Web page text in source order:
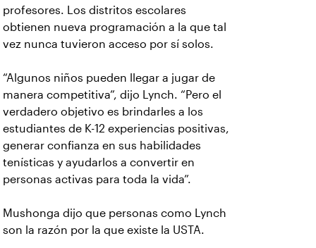
profesores. Los distritos escolares
obtienen nueva programación a la que tal
vez nunca tuvieron acceso por sí solos.
“Algunos niños pueden llegar a jugar de
manera competitiva”, dijo Lynch. “Pero el
verdadero objetivo es brindarles a los
estudiantes de K-12 experiencias positivas,
generar confianza en sus habilidades
tenísticas y ayudarlos a convertir en
personas activas para toda la vida”.
Mushonga dijo que personas como Lynch
son la razón por la que existe la USTA.